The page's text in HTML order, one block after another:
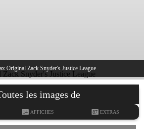
Original Zack Snyder's Justice League
les images de
14 AFFICHES 87 EXTRAS